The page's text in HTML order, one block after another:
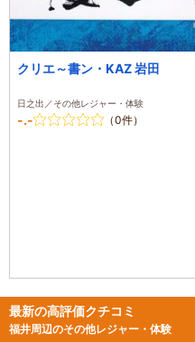
クリエ～書ン・KAZ 岩田
日之出／その他レジャー・体験
-.- （0件）
最新の高評価クチコミ
福井周辺のその他レジャー・体験